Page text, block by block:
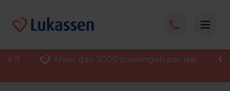
9 Meer dan 3000 boekingen per jaar